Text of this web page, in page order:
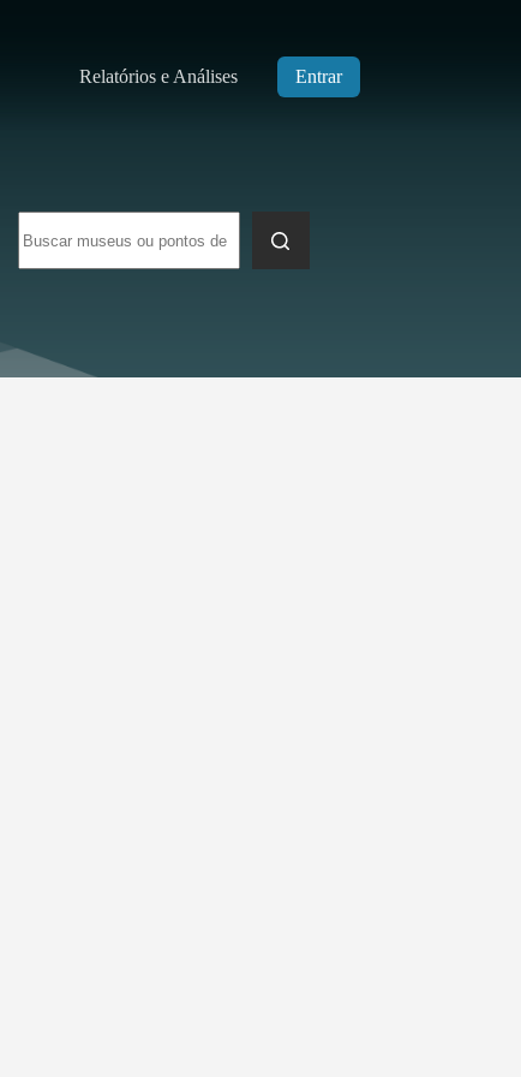
Relatórios e Análises Entrar
resultados